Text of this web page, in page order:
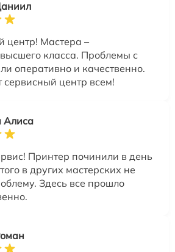
центр! Мастера –
класса. Проблемы с
оперативно и качественно.
сервисный центр всем!
Алиса
Принтер починили в день
в других мастерских не
Здесь все прошло